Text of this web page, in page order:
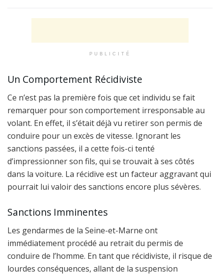
PUBLICITÉ
Un Comportement Récidiviste
Ce n’est pas la première fois que cet individu se fait
remarquer pour son comportement irresponsable au
volant. En effet, il s’était déjà vu retirer son permis de
conduire pour un excès de vitesse. Ignorant les
sanctions passées, il a cette fois-ci tenté
d’impressionner son fils, qui se trouvait à ses côtés
dans la voiture. La récidive est un facteur aggravant qui
pourrait lui valoir des sanctions encore plus sévères.
Sanctions Imminentes
Les gendarmes de la Seine-et-Marne ont
immédiatement procédé au retrait du permis de
conduire de l’homme. En tant que récidiviste, il risque de
lourdes conséquences, allant de la suspension